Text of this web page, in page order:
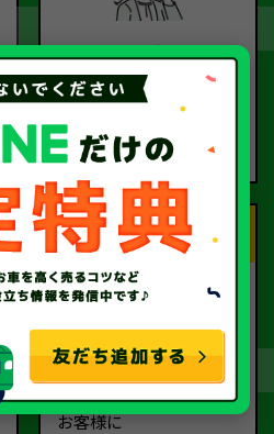
査定
査定のプロが
お電話で回答いたしま
す。
Step.4
お引取り
お客様に